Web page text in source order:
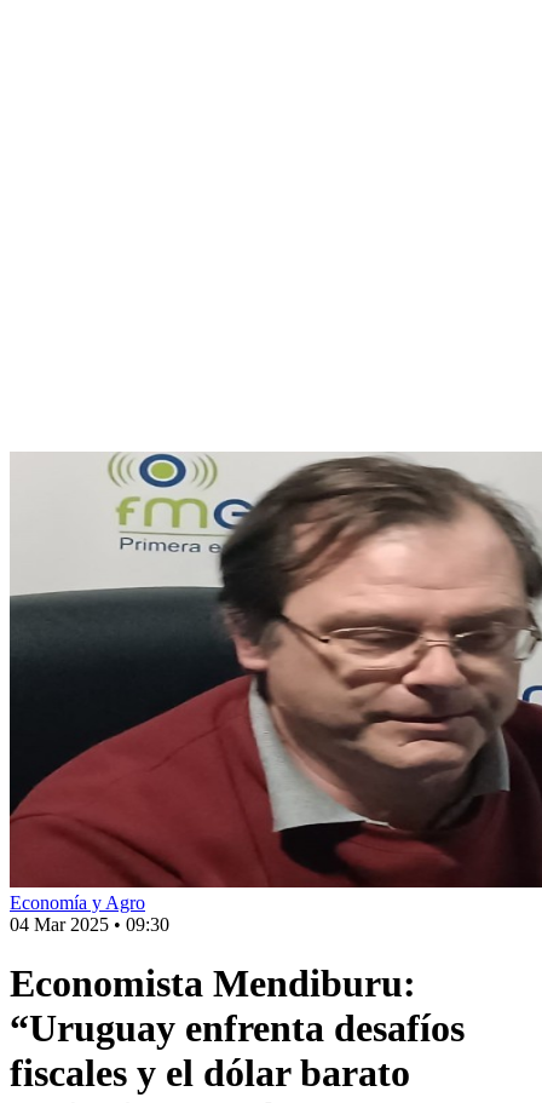
Economía y Agro
04 Mar 2025 • 09:30
Economista Mendiburu:
“Uruguay enfrenta desafíos
fiscales y el dólar barato